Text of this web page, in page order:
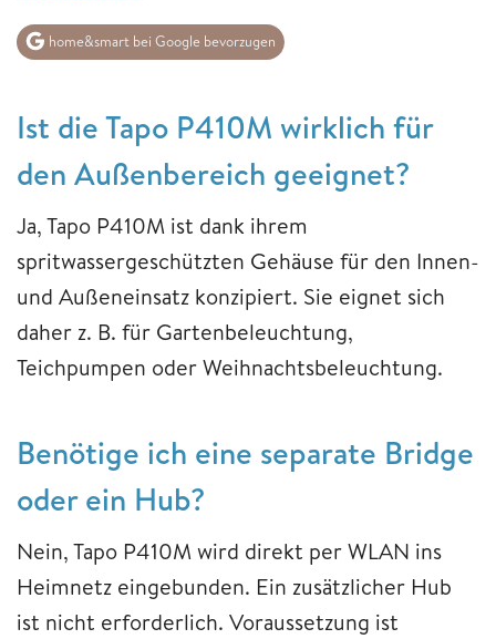
home&smart bei Google bevorzugen
Ist die Tapo P410M wirklich für
den Außenbereich geeignet?
Ja, Tapo P410M ist dank ihrem
spritwassergeschützten Gehäuse für den Innen-
und Außeneinsatz konzipiert. Sie eignet sich
daher z. B. für Gartenbeleuchtung,
Teichpumpen oder Weihnachtsbeleuchtung.
Benötige ich eine separate Bridge
oder ein Hub?
Nein, Tapo P410M wird direkt per WLAN ins
Heimnetz eingebunden. Ein zusätzlicher Hub
ist nicht erforderlich. Voraussetzung ist